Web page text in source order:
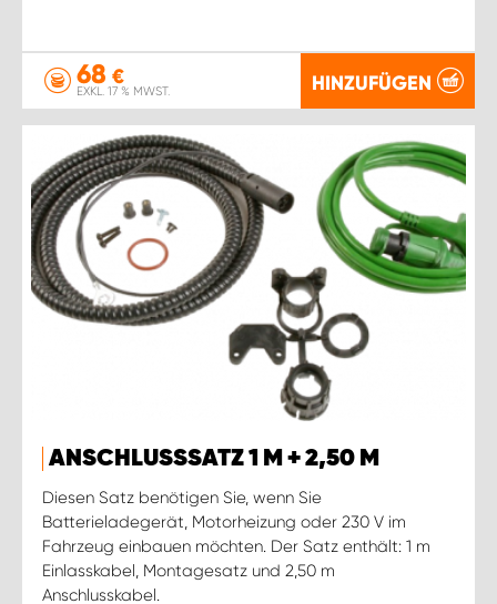
68 €
EXKL. 17 % MWST. HINZUFÜGEN
ANSCHLUSSSATZ 1 M + 2,50 M
Diesen Satz benötigen Sie, wenn Sie
Batterieladegerät, Motorheizung oder 230 V im
Fahrzeug einbauen möchten. Der Satz enthält: 1 m
Einlasskabel, Montagesatz und 2,50 m
Anschlusskabel.